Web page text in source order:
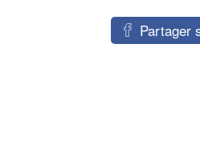
Partager